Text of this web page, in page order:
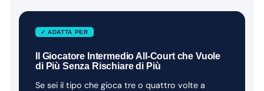
✓ ADATTA PER
Il Giocatore Intermedio All-Court che Vuole
di Più Senza Rischiare di Più
Se sei il tipo che gioca tre o quattro volte a